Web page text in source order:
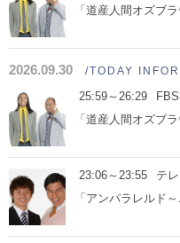
「道産人間オズブラ
2026.09.30 /TODAY
25:59～26:29
「道産人間オズブラ
23:06～23:55
テ
「アンパラレルド